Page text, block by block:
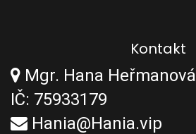
Kontakt
Mgr. Hana Heřmanová
IČ: 75933179
Hania@Hania.vip